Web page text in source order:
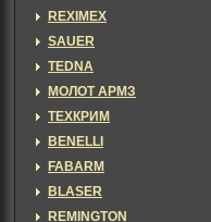
REXIMEX
SAUER
TEDNA
МОЛОТ АРМЗ
ТЕХКРИМ
BENELLI
FABARM
BLASER
REMINGTON